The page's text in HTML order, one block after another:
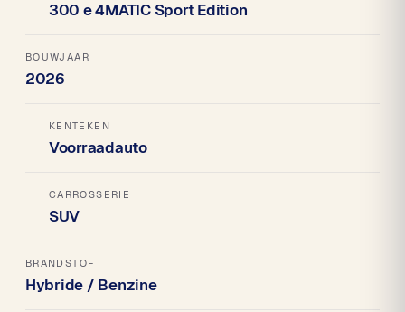
300 e 4MATIC Sport Edition
BOUWJAAR
2026
KENTEKEN
Voorraadauto
CARROSSERIE
SUV
BRANDSTOF
Hybride / Benzine